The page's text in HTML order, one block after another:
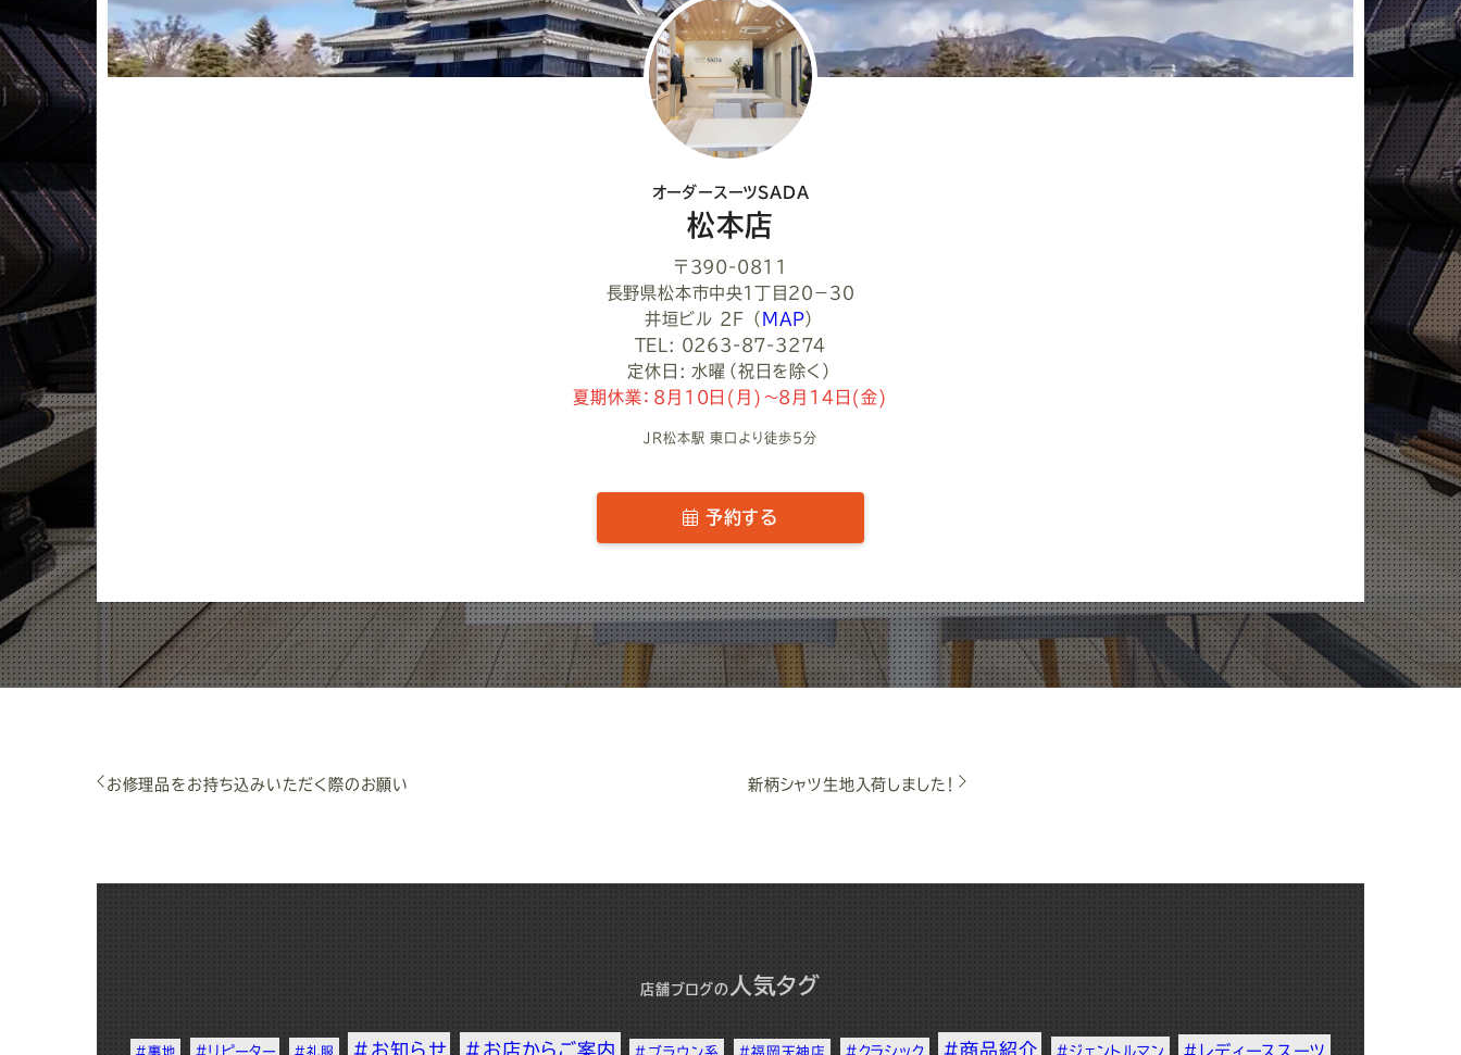
く
だ
さ
い
オーダースーツSADA
松本店
〒390-0811
長野県松本市中央１丁目２０−３０
井垣ビル 2F
（ MAP）
TEL: 0263-87-3274
定休日: 水曜（祝日を除く）
夏期休業：8月10日(月)～8月14日(金)
JR松本駅 東口より徒歩5分
予約する
お修理品をお持ち込みいただく際のお願い 新柄シャツ生地入荷しました！
店舗ブログの 人気タグ
#裏地 #リピーター #礼服 #お知らせ #お店からご案内 #ブラウン系 #福岡天神店 #クラシック #商品紹介 #ジェントルマン #レディーススーツ